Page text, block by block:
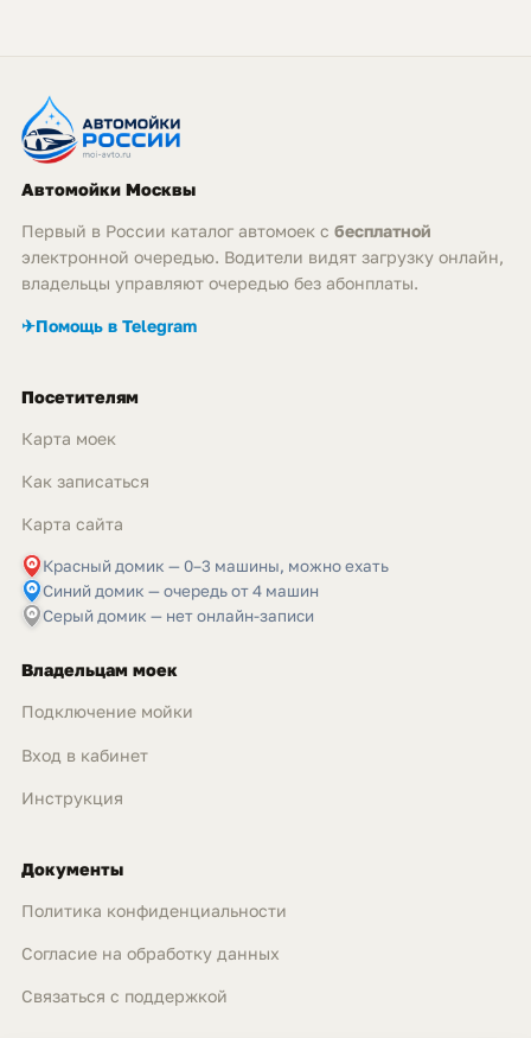
Автомойки Москвы
Первый в России каталог автомоек с бесплатной
электронной очередью. Водители видят загрузку онлайн,
владельцы управляют очередью без абонплаты.
✈Помощь в Telegram
Посетителям
Карта моек
Как записаться
Карта сайта
Красный домик — 0–3 машины, можно ехать
Синий домик — очередь от 4 машин
Серый домик — нет онлайн-записи
Владельцам моек
Подключение мойки
Вход в кабинет
Инструкция
Документы
Политика конфиденциальности
Согласие на обработку данных
Связаться с поддержкой